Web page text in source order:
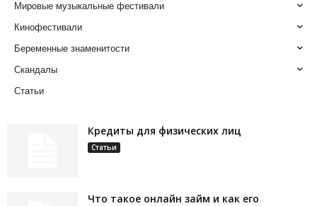
Мировые музыкальные фестивали
Кинофестивали
Беременные знаменитости
Скандалы
Статьи
Кредиты для физических лиц
Статьи
Что такое онлайн займ и как его